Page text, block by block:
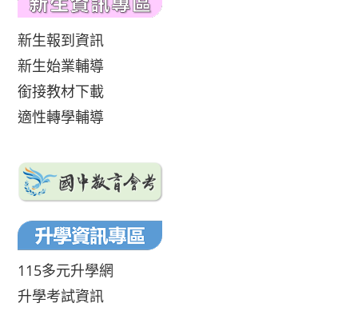
新生報到資訊
新生始業輔導
銜接教材下載
適性轉學輔導
115多元升學網
升學考試資訊